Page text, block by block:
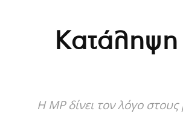
Η MP δίνει τον λόγο